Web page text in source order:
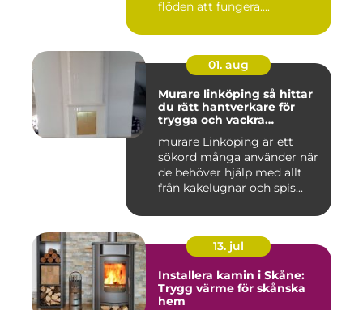
flöden att fungera....
01. aug
Murare linköping så hittar
du rätt hantverkare för
trygga och vackra
murare Linköping är ett
sökord många använder när
de behöver hjälp med allt
från kakelugnar och spis...
13. jul
Installera kamin i Skåne:
Trygg värme för skånska
hem